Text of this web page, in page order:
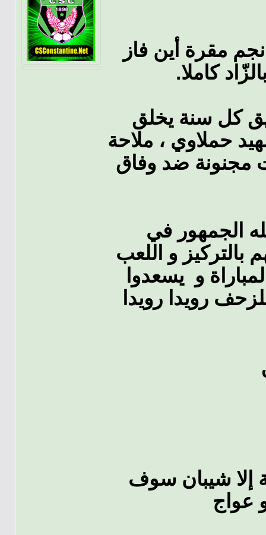
نجم مقرة أين فاز
كاملا.
كل سنة يخلق
حملاوي ، ملاحة
مجنونة ضد وفاق
الجمهور في
17:45 ، عليهم بالتركيز و اللعب
و يسعدوا
رويدا رويدا
إلا شيبان سوف
عواج